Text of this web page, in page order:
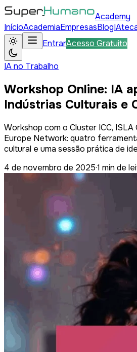
Academy
InícioAcademiaEmpresasBlog
EntrarAcesso Gratuito
IA no Trabalho
Workshop Online: IA
Indústrias Culturais e
Workshop com o Cluster ICC, ISLA
Europe Network: quatro
cultural e uma sessão prática de
4 de novembro de 2025·1 min de